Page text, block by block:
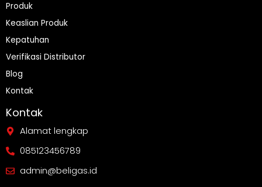
Produk
Keaslian Produk
Kepatuhan
Verifikasi Distributor
Blog
Kontak
Kontak
Alamat lengkap
085123456789
admin@beligas.id